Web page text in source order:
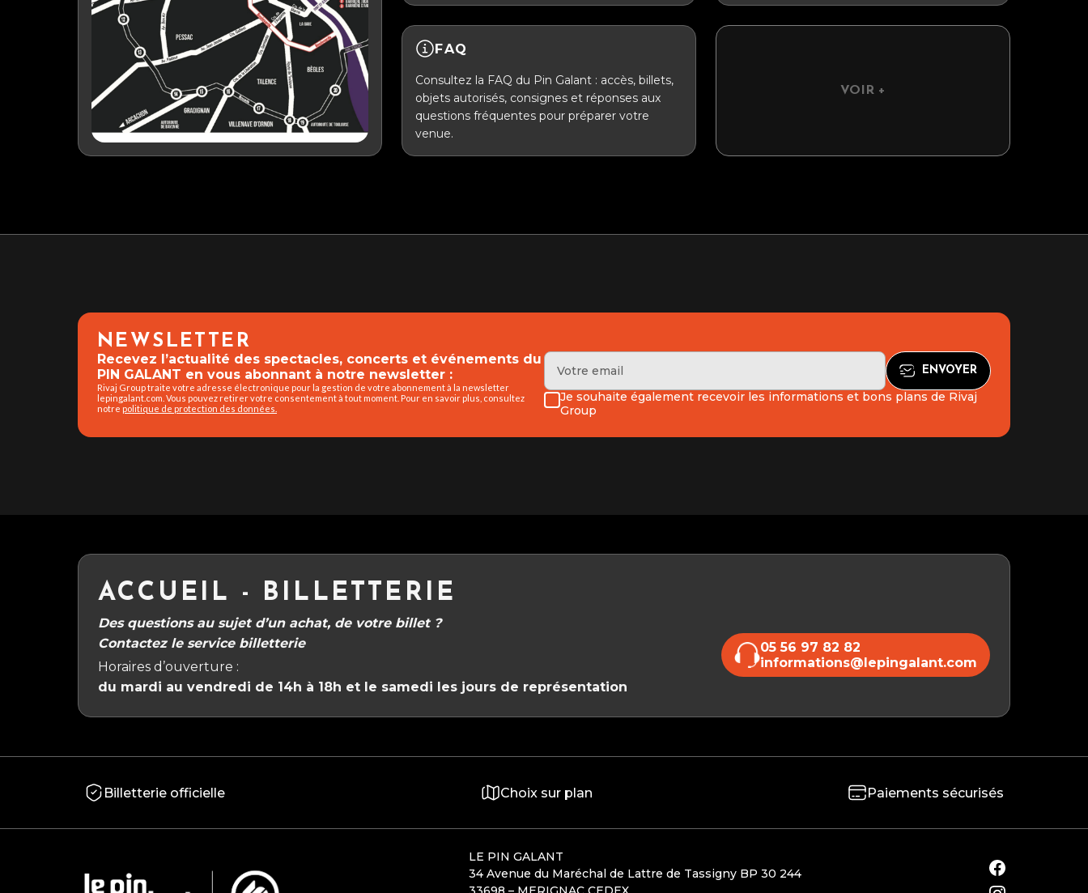
FAQ
Consultez la FAQ du Pin Galant : accès, billets,
objets autorisés, consignes et réponses aux
questions fréquentes pour préparer votre
venue.
VOIR +
NEWSLETTER
Recevez l’actualité des spectacles, concerts et événements du
PIN GALANT en vous abonnant à notre newsletter :
Rivaj Group traite votre adresse électronique pour la gestion de votre abonnement à la newsletter
lepingalant.com. Vous pouvez retirer votre consentement à tout moment. Pour en savoir plus, consultez
notre politique de protection des données.
Je souhaite également recevoir les informations et bons plans de Rivaj
Group
ACCUEIL - BILLETTERIE
Des questions au sujet d’un achat, de votre billet ?
Contactez le service billetterie
Horaires d’ouverture :
du mardi au vendredi de 14h à 18h et le samedi les jours de représentation
05 56 97 82 82
informations@lepingalant.com
Billetterie officielle Choix sur plan Paiements sécurisés
LE PIN GALANT
34 Avenue du Maréchal de Lattre de Tassigny BP 30 244